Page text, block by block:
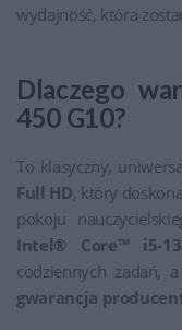
wydajność, która
Dlaczego
450 G10?
To klasyczny,
Full HD, który
pokoju
Intel® Core™ i5-
codziennych zadań, a
gwarancja